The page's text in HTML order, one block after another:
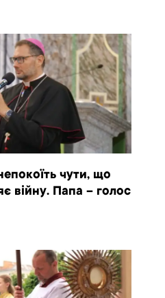
чути, що
війну. Папа – голос